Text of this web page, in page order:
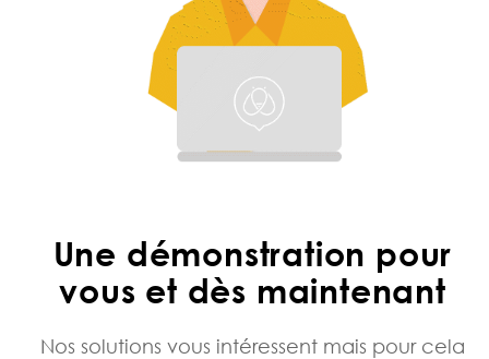
Une démonstration pour
vous et dès maintenant
Nos solutions vous intéressent mais pour cela